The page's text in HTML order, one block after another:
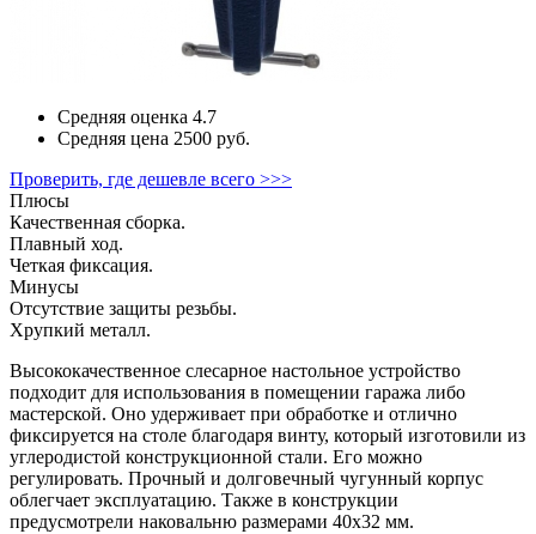
Средняя оценка 4.7
Средняя цена 2500 руб.
Проверить, где дешевле всего >>>
Плюсы
Качественная сборка.
Плавный ход.
Четкая фиксация.
Минусы
Отсутствие защиты резьбы.
Хрупкий металл.
Высококачественное слесарное настольное устройство
подходит для использования в помещении гаража либо
мастерской. Оно удерживает при обработке и отлично
фиксируется на столе благодаря винту, который изготовили из
углеродистой конструкционной стали. Его можно
регулировать. Прочный и долговечный чугунный корпус
облегчает эксплуатацию. Также в конструкции
предусмотрели наковальню размерами 40х32 мм.